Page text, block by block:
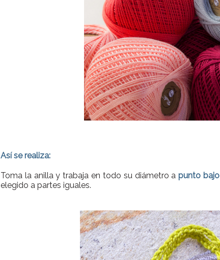
Así se realiza:
Toma la anilla y trabaja en todo su diámetro apunto bajo
elegido a partes iguales.